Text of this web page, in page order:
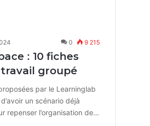
0 9 215
: 10 fiches
groupé
par le Learninglab
un scénario déjà
repenser l’organisation de…